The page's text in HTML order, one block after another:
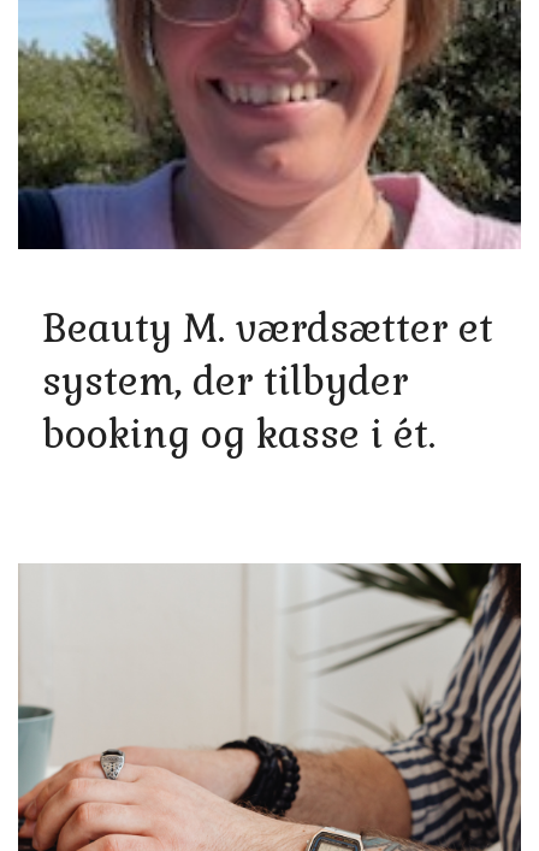
Beauty M. værdsætter et
system, der tilbyder
booking og kasse i ét.